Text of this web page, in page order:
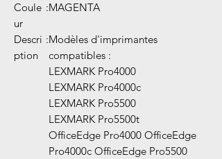
Coule
ur
:MAGENTA
Descri
ption
:Modèles d'imprimantes
compatibles :
LEXMARK Pro4000
LEXMARK Pro4000c
LEXMARK Pro5500
LEXMARK Pro5500t
OfficeEdge Pro4000 OfficeEdge
Pro4000c OfficeEdge Pro5500